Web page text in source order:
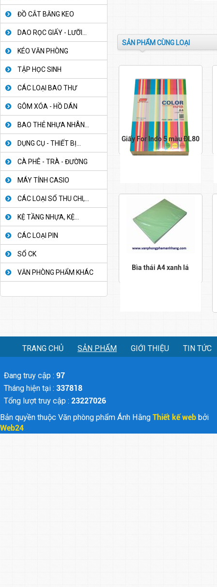
ĐỒ CẮT BĂNG KEO
DAO RỌC GIẤY - LƯỠI...
KÉO VĂN PHÒNG
TẬP HỌC SINH
CÁC LOẠI BAO THƯ
GÔM XÓA - HỒ DÁN
BAO THẺ NHỰA NHÂN...
DỤNG CỤ - THIẾT BỊ...
CÀ PHÊ - TRÀ - ĐƯỜNG
MÁY TÍNH CASIO
CÁC LOẠI SỔ THU CHI,...
KỆ TẦNG NHỰA, KỆ...
CÁC LOẠI PIN
SỔ CK
VĂN PHÒNG PHẨM KHÁC
SẢN PHẨM CÙNG LOẠI
Giấy For Indo 5 màu ĐL80
Bìa thái A4 xanh lá
TRANG CHỦ SẢN PHẨM GIỚI THIỆU TIN TỨC
Đang truy cập : 97
Tháng hiện tại : 337818
Tổng lượt truy cập : 23227026
Bản quyền thuộc Văn phòng phẩm Ánh Hằng Thiết kế web bởi
Web24